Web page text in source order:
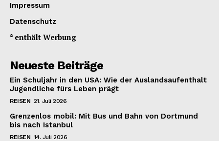
Impressum
Datenschutz
* enthält Werbung
Neueste Beiträge
Ein Schuljahr in den USA: Wie der Auslandsaufenthalt
Jugendliche fürs Leben prägt
REISEN 21. Juli 2026
Grenzenlos mobil: Mit Bus und Bahn von Dortmund
bis nach Istanbul
REISEN 14. Juli 2026